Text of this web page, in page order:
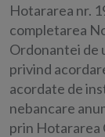
Hotararea nr.
completarea
Ordonantei de
privind
acordate de
nebancare
prin Hotararea